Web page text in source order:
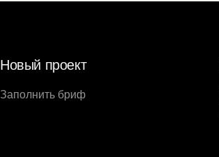
Новый проект
Заполнить бриф